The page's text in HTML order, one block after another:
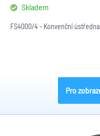
Skladem
FS4000/4 - Konvenční
Pro